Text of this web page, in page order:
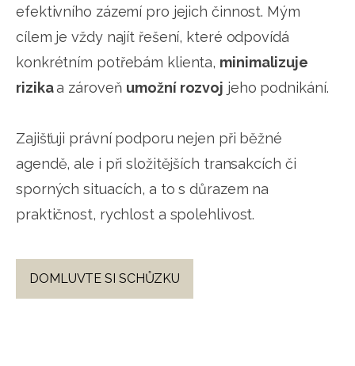
efektivního zázemí pro jejich činnost. Mým
cílem je vždy najít řešení, které odpovídá
konkrétním potřebám klienta, minimalizuje
rizikaa zároveň umožní rozvoj jeho podnikání.
Zajišťuji právní podporu nejen při běžné
agendě, ale i při složitějších transakcích či
sporných situacích, a to s důrazem na
praktičnost, rychlost a spolehlivost.
DOMLUVTE SI SCHŮZKU